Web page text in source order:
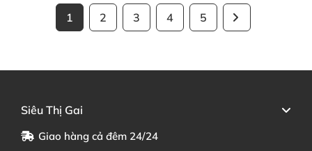
1 2 3 4 5
Siêu Thị Gai
Giao hàng cả đêm 24/24